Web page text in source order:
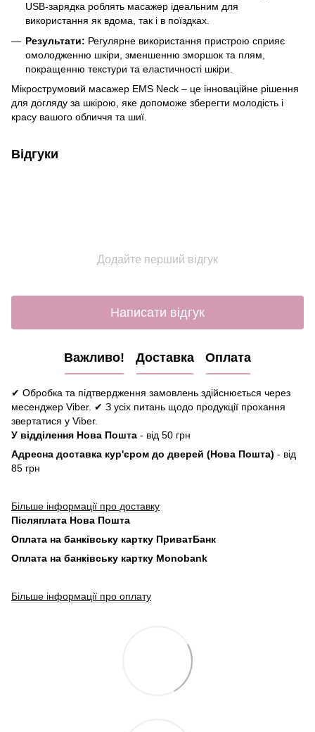
USB-зарядка роблять масажер ідеальним для
використання як вдома, так і в поїздках.
Результати: Регулярне використання пристрою сприяє
омолодженню шкіри, зменшенню зморшок та плям,
покращенню текстури та еластичності шкіри.
Мікрострумовий масажер EMS Neck – це інноваційне рішення
для догляду за шкірою, яке допоможе зберегти молодість і
красу вашого обличчя та шиї.
Відгуки
Додайте перший відгук
Написати відгук
Важливо! Доставка Оплата
✔ Обробка та підтвердження замовлень здійснюється через
месенджер Viber. ✔ З усіх питань щодо продукції прохання
звертатися у Viber.
У відділення Нова Пошта - від 50 грн
Адресна доставка кур'єром до дверей (Нова Пошта) - від
85 грн
Більше інформації про доставку
Післяплата Нова Пошта
Оплата на банківську картку ПриватБанк
Оплата на банківську картку Monobank
Більше інформації про оплату